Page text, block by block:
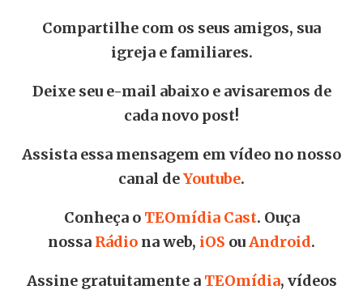
Compartilhe com os seus amigos, sua
igreja e familiares.
Deixe seu e-mail abaixo e avisaremos de
cada novo post!
Assista essa mensagem em vídeo no nosso
canal deYoutube.
Conheça o TEOmídia Cast. Ouça
nossa Rádio na web, iOS ouAndroid.
Assine gratuitamente a TEOmídia, vídeos